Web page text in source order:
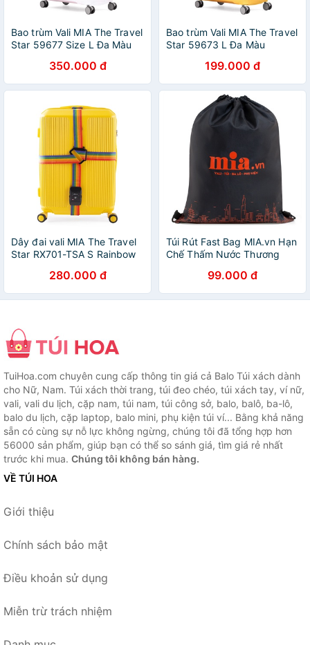
Bao trùm Vali MIA The Travel
Star 59677 Size L Ða Màu
350.000 đ
Bao trùm Vali MIA The Travel
Star 59673 L Ða Màu
199.000 đ
Dây đai vali MIA The Travel
Star RX701-TSA S Rainbow
280.000 đ
Túi Rút Fast Bag MIA.vn Hạn
Chế Thấm Nước Thương
99.000 đ
TuiHoa.com chuyên cung cấp thông tin giá cả Balo Túi xách dành
cho Nữ, Nam. Túi xách thời trang, túi đeo chéo, túi xách tay, ví nữ,
vali, vali du lịch, cặp nam, túi nam, túi công sở, balo, balô, ba-lô,
balo du lịch, cặp laptop, balo mini, phụ kiện túi ví... Bằng khả năng
sẵn có cùng sự nỗ lực không ngừng, chúng tôi đã tổng hợp hơn
56000 sản phẩm, giúp bạn có thể so sánh giá, tìm giá rẻ nhất
trước khi mua. Chúng tôi không bán hàng.
VỀ TÚI HOA
Giới thiệu
Chính sách bảo mật
Điều khoản sử dụng
Miễn trừ trách nhiệm